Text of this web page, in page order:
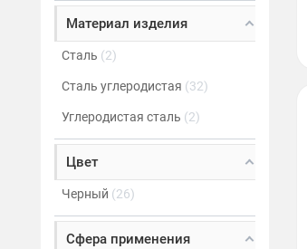
Материал изделия
Сталь 2
Сталь углеродистая 32
Углеродистая сталь 2
Цвет
Черный 26
Сфера применения